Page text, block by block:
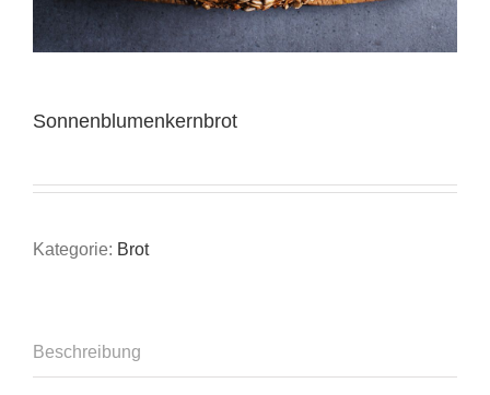
Sonnenblumenkernbrot
Kategorie: Brot
Beschreibung